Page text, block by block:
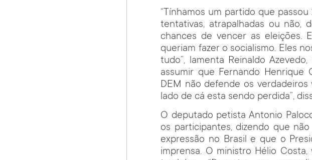
“Tínhamos um partido que
tentativas, atrapalhadas ou não,
chances de vencer as eleições.
queriam fazer o socialismo. Eles
tudo”, lamenta Reinaldo
assumir que Fernando
DEM não defende os
lado de cá esta sendo perdida”,
O deputado petista Antonio
os participantes, dizendo que
expressão no Brasil e que o
imprensa. O ministro Hélio